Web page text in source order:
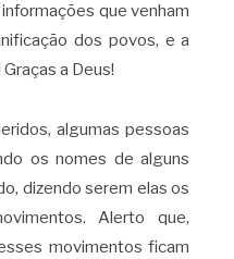
que venham
dos povos, e a
a Deus!
algumas pessoas
os nomes de alguns
dizendo serem elas os
Alerto que,
movimentos ficam